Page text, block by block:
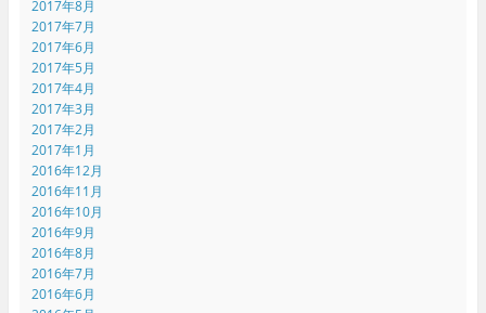
2017年8月
2017年7月
2017年6月
2017年5月
2017年4月
2017年3月
2017年2月
2017年1月
2016年12月
2016年11月
2016年10月
2016年9月
2016年8月
2016年7月
2016年6月